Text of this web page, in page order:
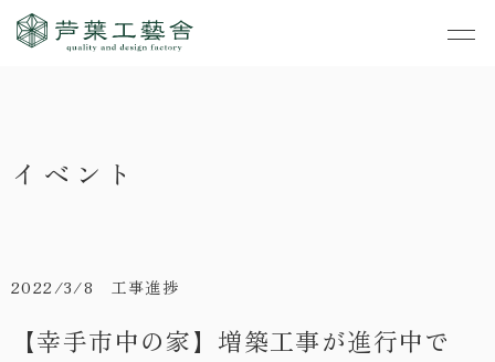
イベント
2022/3/8 工事進捗
【幸手市中の家】増築工事が進行中で
- すべて
事業案内
- すべて
- コンセプトハウス6
・お客さまの声